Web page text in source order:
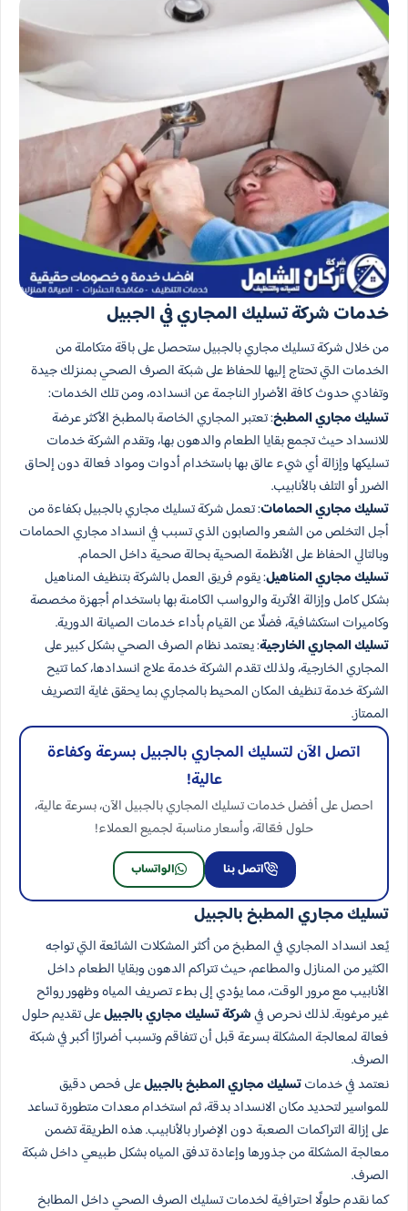
خدمات شركة تسليك المجاري في الجبيل
من خلال شركة تسليك مجاري بالجبيل ستحصل على باقة متكاملة من
الخدمات التي تحتاج إليها للحفاظ على شبكة الصرف الصحي بمنزلك جيدة
وتفادي حدوث كافة الأضرار الناجمة عن انسداده، ومن تلك الخدمات:
تسليك مجاري المطبخ: تعتبر المجاري الخاصة بالمطبخ الأكثر عرضة
للانسداد حيث تجمع بقايا الطعام والدهون بها، وتقدم الشركة خدمات
تسليكها وإزالة أي شيء عالق بها باستخدام أدوات ومواد فعالة دون إلحاق
الضرر أو التلف بالأنابيب.
تسليك مجاري الحمامات: تعمل شركة تسليك مجاري بالجبيل بكفاءة من
أجل التخلص من الشعر والصابون الذي تسبب في انسداد مجاري الحمامات
وبالتالي الحفاظ على الأنظمة الصحية بحالة صحية داخل الحمام.
تسليك مجاري المناهيل: يقوم فريق العمل بالشركة بتنظيف المناهيل
بشكل كامل وإزالة الأتربة والرواسب الكامنة بها باستخدام أجهزة مخصصة
وكاميرات استكشافية، فضلًا عن القيام بأداء خدمات الصيانة الدورية.
تسليك المجاري الخارجية: يعتمد نظام الصرف الصحي بشكل كبير على
المجاري الخارجية، ولذلك تقدم الشركة خدمة علاج انسدادها، كما تتيح
الشركة خدمة تنظيف المكان المحيط بالمجاري بما يحقق غاية التصريف
الممتاز.
اتصل الآن لتسليك المجاري بالجبيل بسرعة وكفاءة
عالية!
احصل على أفضل خدمات تسليك المجاري بالجبيل الآن، بسرعة عالية،
حلول فعّالة، وأسعار مناسبة لجميع العملاء!
اتصل بنا الواتساب
تسليك مجاري المطبخ بالجبيل
يُعد انسداد المجاري في المطبخ من أكثر المشكلات الشائعة التي تواجه
الكثير من المنازل والمطاعم، حيث تتراكم الدهون وبقايا الطعام داخل
الأنابيب مع مرور الوقت، مما يؤدي إلى بطء تصريف المياه وظهور روائح
غير مرغوبة. لذلك نحرص فيشركة تسليك مجاري بالجبيلعلى تقديم حلول
فعالة لمعالجة المشكلة بسرعة قبل أن تتفاقم وتسبب أضرارًا أكبر في شبكة
الصرف.
نعتمد في خدماتتسليك مجاري المطبخ بالجبيلعلى فحص دقيق
للمواسير لتحديد مكان الانسداد بدقة، ثم استخدام معدات متطورة تساعد
على إزالة التراكمات الصعبة دون الإضرار بالأنابيب. هذه الطريقة تضمن
معالجة المشكلة من جذورها وإعادة تدفق المياه بشكل طبيعي داخل شبكة
الصرف.
كما نقدم حلولًا احترافية لخدمات تسليك الصرف الصحي داخل المطابخ